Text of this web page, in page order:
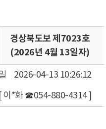
경상북도보 제7023호
(2026년 4월 13일자)
2026-04-13 10:26:12
이*화 ☎054-880-4314 ]